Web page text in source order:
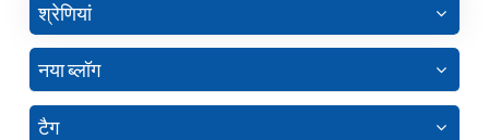
श्रेणियां
नया ब्लॉग
टैग